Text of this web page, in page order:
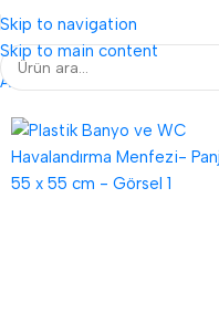
Skip to navigation
Skip to main content
Ana Sayfa